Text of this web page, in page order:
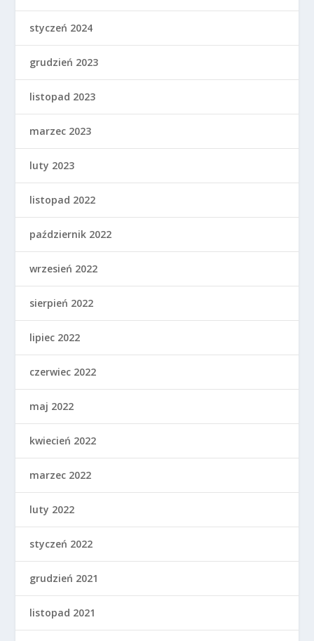
styczeń 2024
grudzień 2023
listopad 2023
marzec 2023
luty 2023
listopad 2022
październik 2022
wrzesień 2022
sierpień 2022
lipiec 2022
czerwiec 2022
maj 2022
kwiecień 2022
marzec 2022
luty 2022
styczeń 2022
grudzień 2021
listopad 2021